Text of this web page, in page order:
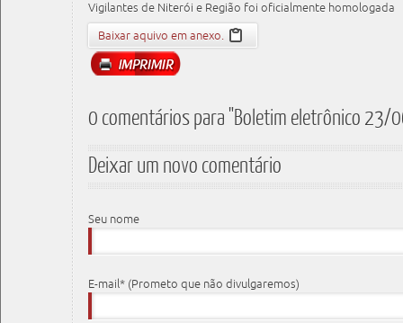
Vigilantes de Niterói e Região foi oficialmente homologada
Baixar aquivo em anexo.
0 comentários para "Boletim eletrônico
Deixar um novo comentário
Seu nome
E-mail* (Prometo que não divulgaremos)